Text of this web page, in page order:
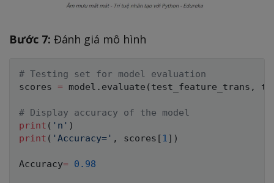
Bước 7: Đánh giá mô hình
# Testing set for model evaluation
scores = model . evaluate ( test_feature_trans ,
# Display accuracy of the model
print ( 'n' )
print ( 'Accuracy=' , scores [ 1 ] )
Accuracy= 0.98